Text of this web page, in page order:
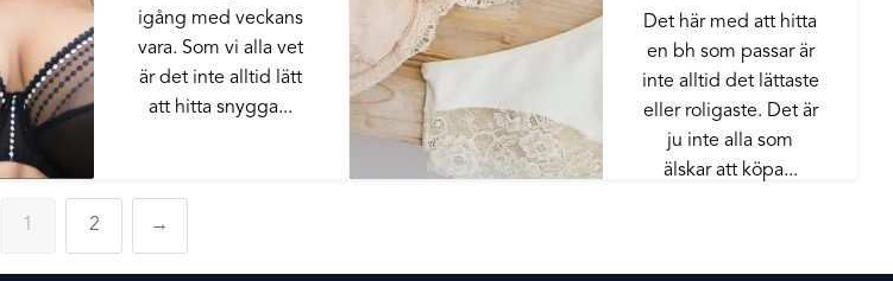
igång med veckans
vara. Som vi alla vet
är det inte alltid lätt
att hitta snygga...
Det här med att hitta
en bh som passar är
inte alltid det lättaste
eller roligaste. Det är
ju inte alla som
älskar att köpa...
1 2 →